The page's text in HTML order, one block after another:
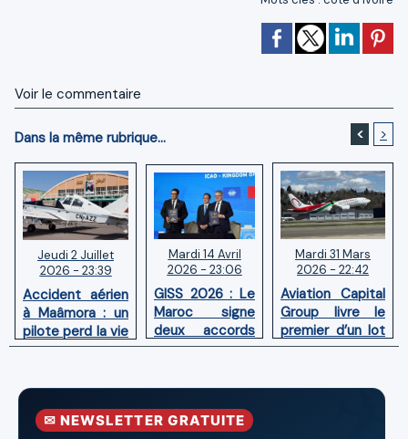
Voir le commentaire
Dans la même rubrique... < >
Jeudi 2 Juillet
2026 - 23:39
Accident aérien
à Maâmora : un
pilote perd la vie
en combat
incendie
Mardi 14 Avril
2026 - 23:06
GISS 2026 : Le
Maroc signe
deux accords
avec l'OACI
la surveillance
aériennes.
Mardi 31 Mars
2026 - 22:42
Aviation Capital
Group livre le
premier d’un lot
de six Boeing
neufs à Royal Air
✉ NEWSLETTER GRATUITE